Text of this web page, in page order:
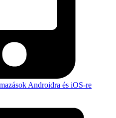
Androidra és iOS-re